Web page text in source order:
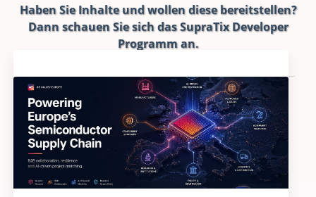
Haben Sie Inhalte und wollen diese bereitstellen?
Dann schauen Sie sich dasSupraTix Developer
Programman.